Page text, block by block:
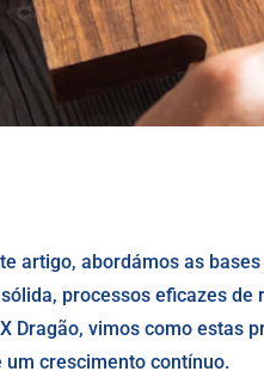
artigo, abordámos as
processos eficazes
Dragão, vimos como estas
crescimento contínuo.